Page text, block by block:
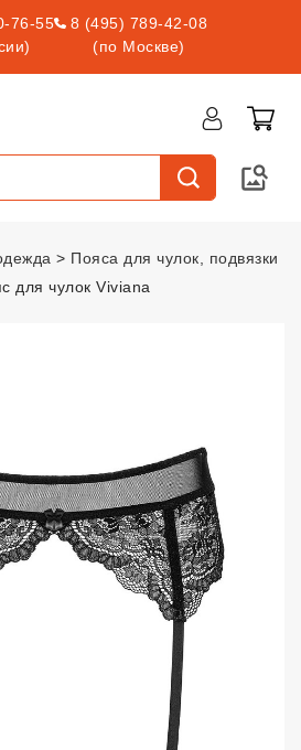
76-55
8 (495) 789-42-08
(по Москве)
Пояса для чулок, подвязки
для чулок Viviana